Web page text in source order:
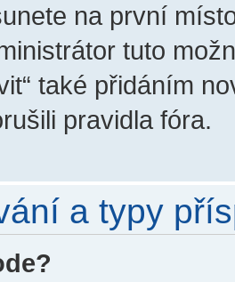
na první
tuto
také přidáním
pravidla fóra.
a typy